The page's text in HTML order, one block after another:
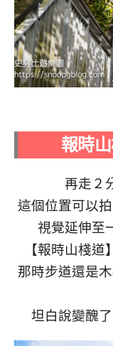
報時
再走２
這個位置可以
視覺延伸至
【報時山棧道
那時步道還是
坦白說變醜